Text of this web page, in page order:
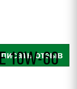
10W-60
отзыв